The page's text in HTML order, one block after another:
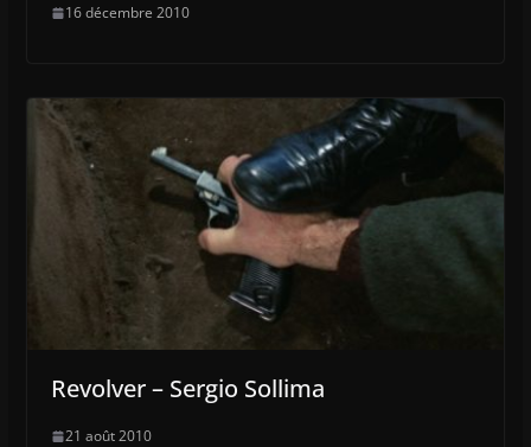
16 décembre 2010
Revolver – Sergio Sollima
21 août 2010